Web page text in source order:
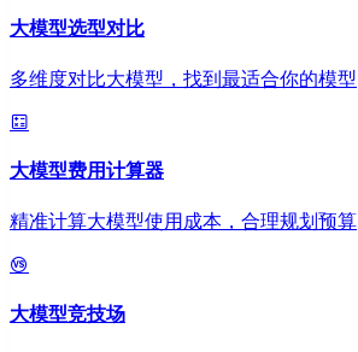
大模型选型对比
多维度对比大模型，找到最适合你的模型
大模型费用计算器
精准计算大模型使用成本，合理规划预算
大模型竞技场